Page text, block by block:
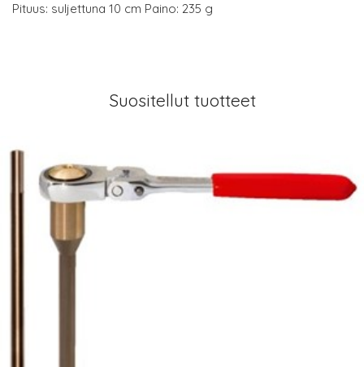
Pituus: suljettuna 10 cm Paino: 235 g
Suositellut tuotteet